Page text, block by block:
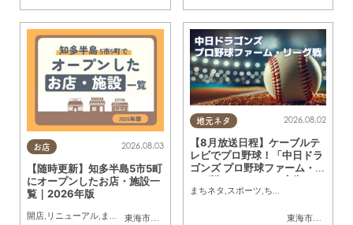
お店
東海市
, 大府市 半田市,常滑市
2026.08.03
【随時更新】知多半島5市5町
にオープンしたお店・施設一
覧｜2026年版
開店, リニューアル, まちネタ
地元ネタ
東海市大府市
2026.08.02
【8月放送日程】ケーブルテ
レビでプロ野球！「中日ドラ
ゴンズ プロ野球ファーム・リ
ーグ戦」／ちたまる広告
まちネタ スポーツ ちたまる広告